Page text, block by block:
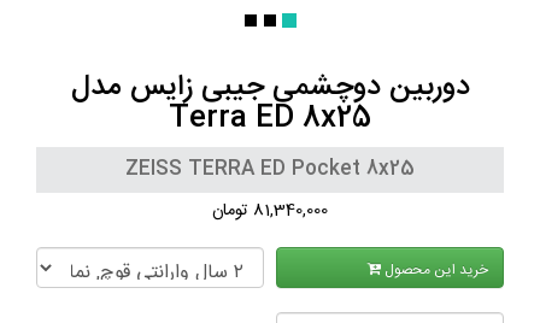
دوربین دوچشمی جیبی زایس مدل
Terra ED 8x25
ZEISS TERRA ED Pocket 8x25
81,340,000 تومان
خرید این محصول